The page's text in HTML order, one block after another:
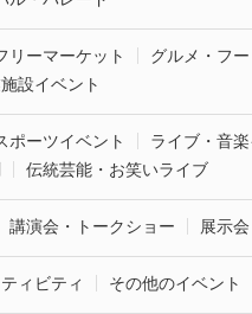
リーマーケット
グルメ・フ
設イベント
ポーツイベント
ライブ・音
伝統芸能・お笑いライブ
講演会・トークショー 展示会
ィビティ その他のイベント